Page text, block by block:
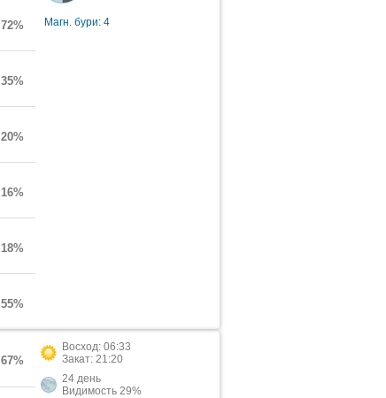
72%
35%
20%
16%
18%
55%
Магн. бури: 4
67%
Восход: 06:33
Закат: 21:20
24 день
Видимость 29%